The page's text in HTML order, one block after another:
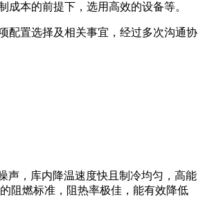
成本的前提下，选用高效的设备等。
配置选择及相关事宜，经过多次沟通协
声，库内降温速度快且制冷均匀，高能
阻燃标准，阻热率极佳，能有效降低